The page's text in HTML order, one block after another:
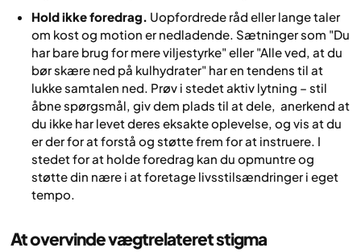
Hold ikke foredrag. Uopfordrede råd eller lange taler
om kost og motion er nedladende. Sætninger som "Du
har bare brug for mere viljestyrke" eller "Alle ved, at du
bør skære ned på kulhydrater" har en tendens til at
lukke samtalen ned. Prøv i stedet aktiv lytning – stil
åbne spørgsmål, giv dem plads til at dele, anerkend at
du ikke har levet deres eksakte oplevelse, og vis at du
er der for at forstå og støtte frem for at instruere. I
stedet for at holde foredrag kan du opmuntre og
støtte din nære i at foretage livsstilsændringer i eget
tempo.
At overvinde vægtrelateret stigma